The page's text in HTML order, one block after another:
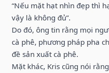
“Nếu mặt hạt nhìn đẹp thì
vậy là không đủ”.
Do đó, ông tin rằng mọi
cà phê, phương pháp pha
đề sản xuất cà phê.
Mặt khác, Kris cũng nói